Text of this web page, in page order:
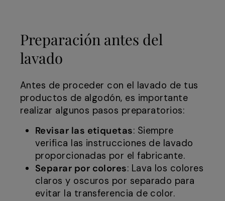
Preparación antes del
lavado
Antes de proceder con el lavado de tus
productos de algodón, es importante
realizar algunos pasos preparatorios:
Revisar las etiquetas: Siempre
verifica las instrucciones de lavado
proporcionadas por el fabricante.
Separar por colores: Lava los colores
claros y oscuros por separado para
evitar la transferencia de color.